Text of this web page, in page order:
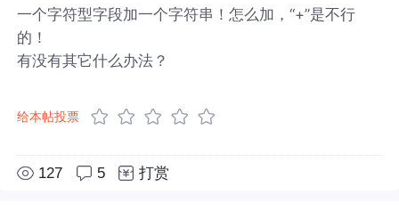
一个字符型字段加一个字符串！怎么加，“+”是不行
的！
有没有其它什么办法？
给本帖投票
127 5 打赏